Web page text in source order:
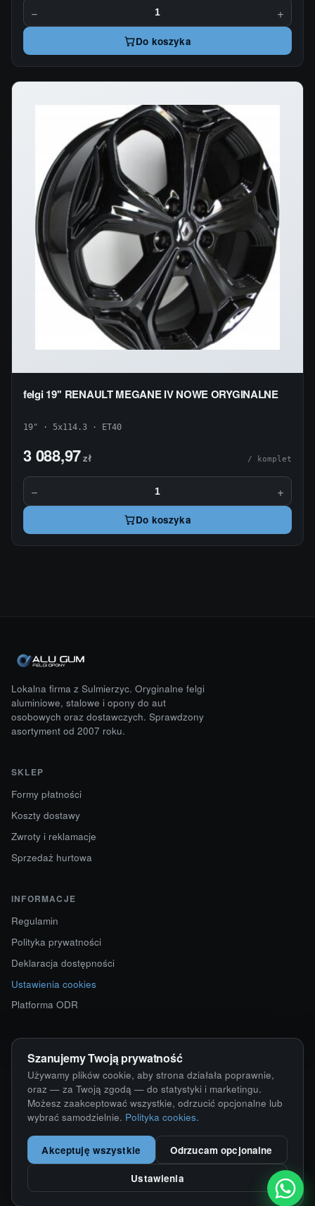
− +
Do koszyka
felgi 19'' RENAULT MEGANE IV NOWE ORYGINALNE
19" · 5x114.3 · ET40
3 088,97zł / komplet
− +
Do koszyka
Lokalna firma z Sulmierzyc. Oryginalne felgi
aluminiowe, stalowe i opony do aut
osobowych oraz dostawczych. Sprawdzony
asortyment od 2007 roku.
SKLEP
Formy płatności
Koszty dostawy
Zwroty i reklamacje
Sprzedaż hurtowa
INFORMACJE
Regulamin
Polityka prywatności
Deklaracja dostępności
Ustawienia cookies
Platforma ODR
KONTAKT
ul. Starokościelna 12
63-750 Sulmierzyce
792 171 171 · 791 110 055
alumy@alugum.pl
© 2026 ALU-GUM Sławomir Wizner · NIP 6211676163
KamikStudio
Szanujemy Twoją prywatność
Używamy plików cookie, aby strona działała poprawnie,
oraz — za Twoją zgodą — do statystyki i marketingu.
Możesz zaakceptować wszystkie, odrzucić opcjonalne lub
wybrać samodzielnie. Polityka cookies.
Akceptuję wszystkie Odrzucam opcjonalne
Ustawienia